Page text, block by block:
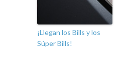
¡Llegan los Bills y los
Súper Bills!